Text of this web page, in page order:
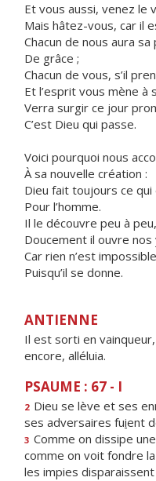
Et vous aussi, venez le
Mais hâtez-vous, car il
Chacun de nous aura sa
De grâce ;
Chacun de vous, s’il
Et l’esprit vous mène à
Verra surgir ce jour
C’est Dieu qui passe.
Voici pourquoi nous
À sa nouvelle création :
Dieu fait toujours ce
Pour l’homme.
Il le découvre peu à peu,
Doucement il ouvre nos
Car rien n’est
Puisqu’il se donne.
ANTIENNE
Il est sorti en
encore, alléluia.
PSAUME : 67 - I
2 Dieu se lève et ses
ses adversaires fuient
3 Comme on dissipe
comme on voit fondre
les impies